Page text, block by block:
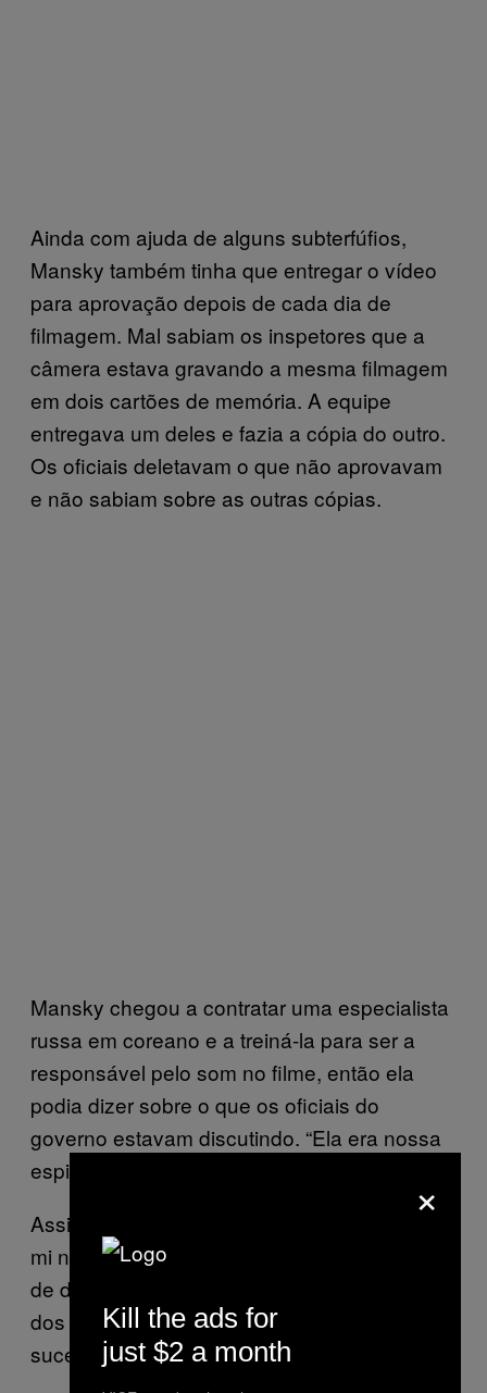
Ainda com ajuda de alguns subterfúfios,
Mansky também tinha que entregar o vídeo
para aprovação depois de cada dia de
filmagem. Mal sabiam os inspetores que a
câmera estava gravando a mesma filmagem
em dois cartões de memória. A equipe
entregava um deles e fazia a cópia do outro.
Os oficiais deletavam o que não aprovavam
e não sabiam sobre as outras cópias.
Mansky chegou a contratar uma especialista
russa em coreano e a treiná-la para ser a
responsável pelo som no filme, então ela
podia dizer sobre o que os oficiais do
governo estavam discutindo. “Ela era nossa
espiã”, ele disse a Boynton.
Assim acompanhamos a doutrinação de Zin-
mi na escola, na vida em família e nas aulas
de dança, enquanto os colegas de trabalho
dos pais são obrigados a parabenizá-los pelo
sucesso da filha com ainda mais entusiasmo.
×
Kill the ads for
just $2 a month